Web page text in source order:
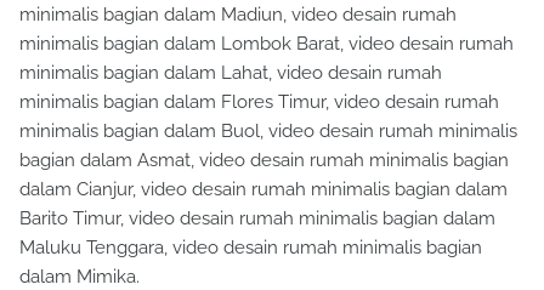
minimalis bagian dalam Madiun, video desain rumah
minimalis bagian dalam Lombok Barat, video desain rumah
minimalis bagian dalam Lahat, video desain rumah
minimalis bagian dalam Flores Timur, video desain rumah
minimalis bagian dalam Buol, video desain rumah minimalis
bagian dalam Asmat, video desain rumah minimalis bagian
dalam Cianjur, video desain rumah minimalis bagian dalam
Barito Timur, video desain rumah minimalis bagian dalam
Maluku Tenggara, video desain rumah minimalis bagian
dalam Mimika.